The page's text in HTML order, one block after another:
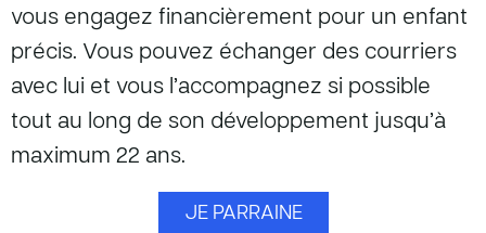
vous engagez financièrement pour un enfant
précis. Vous pouvez échanger des courriers
avec lui et vous l’accompagnez si possible
tout au long de son développement jusqu’à
maximum 22 ans.
JE PARRAINE